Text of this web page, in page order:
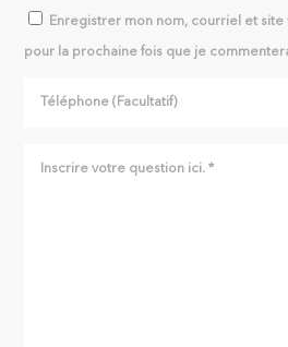
Enregistrer mon nom, courriel et
pour la prochaine fois que je